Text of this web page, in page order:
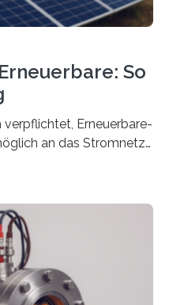
So
Erneuerbare-
an das Stromnetz
Netzausbau hinkt
in einem
– inklusive der
Der
Energien-Anlagen